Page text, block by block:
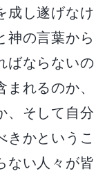
成し遂げなけ
神の言葉から
ばならないの
れるのか、
、そして自分
きかというこ
ない人々が皆